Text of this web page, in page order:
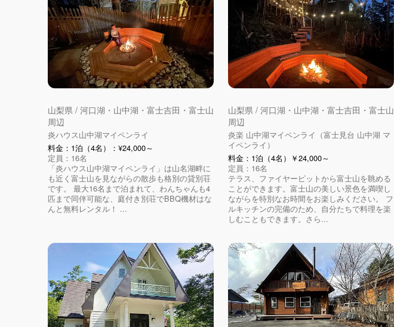
山梨県 / 河口湖・山中湖・富士吉田・富士山
周辺
炎ハウス山中湖マイペンライ
料金：1泊（4名）：¥24,000～
定員：16名
「炎ハウス山中湖マイペンライ」は山名湖畔に
も近く富士山を見ながらの散歩も格別の貸別荘
です。 最大16名まで泊まれて、わんちゃんも4
匹まで同伴可能な、庭付き別荘でBBQ機材はな
んと無料レンタル！ ...
山梨県 / 河口湖・山中湖・富士吉田・富士山
周辺
炎楽 山中湖マイペンライ（富士見台 山中湖 マ
イペンライ）
料金：1泊（4名）￥24,000～
定員：16名
テラス、ファイヤーピットから富士山を眺める
ことができます。富士山の美しい景色を満喫し
ながらを特別なお時間をお楽しみください。 フ
ルキッチンの完備のため、自分たちで料理を楽
しむこともできます。さら...